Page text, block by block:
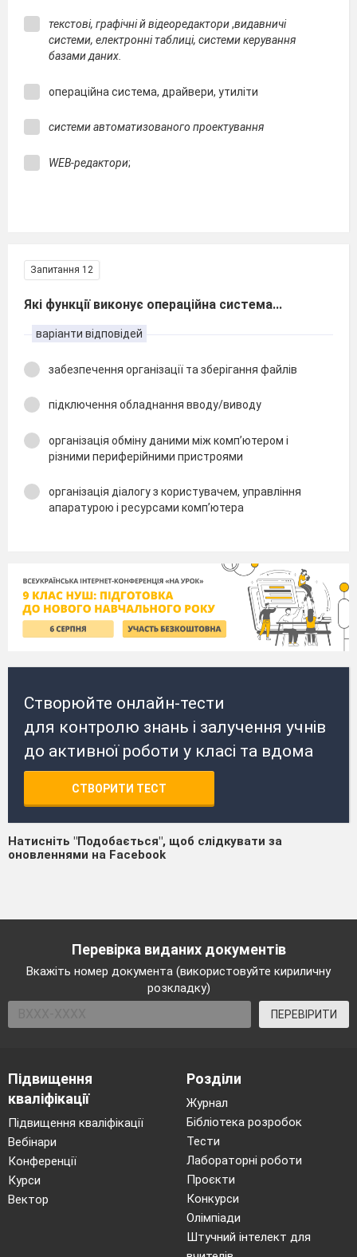
текстові, графічні й відеоредактори,видавничі
системи, електронні таблиці, системи керування
базами даних.
операційна система, драйвери, утиліти
системи автоматизованого проектування
WEB-редактори;
Запитання 12
Які функції виконує операційна система...
варіанти відповідей
забезпечення організації та зберігання файлів
підключення обладнання вводу/виводу
організація обміну даними між комп’ютером і
різними периферійними пристроями
організація діалогу з користувачем, управління
апаратурою і ресурсами комп’ютера
Створюйте онлайн-тести
для контролю знань і залучення учнів
до активної роботи у класі та вдома
СТВОРИТИ ТЕСТ
Натисніть "Подобається", щоб слідкувати за
оновленнями на Facebook
Перевірка виданих документів
Вкажіть номер документа (використовуйте кириличну
розкладку)
ПЕРЕВІРИТИ
Підвищення
кваліфікації
Підвищення кваліфікації
Вебінари
Конференції
Курси
Вектор
Розділи
Журнал
Бібліотека розробок
Тести
Лабораторні роботи
Проєкти
Конкурси
Олімпіади
Штучний інтелект для